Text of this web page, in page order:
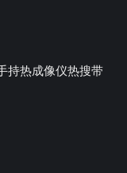
持热成像仪热搜带